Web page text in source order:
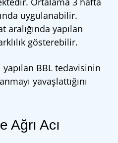
uygulanabilir.
aralığında yapılan
gösterebilir.
BBL tedavisinin
yavaşlattığını
Ağrı Acı